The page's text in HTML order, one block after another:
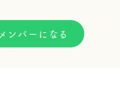
メンバーになる